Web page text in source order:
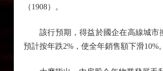
（1908）。
該行預期，得益於國企在高線城市
預計按年跌2%，使全年銷售額下滑10%。